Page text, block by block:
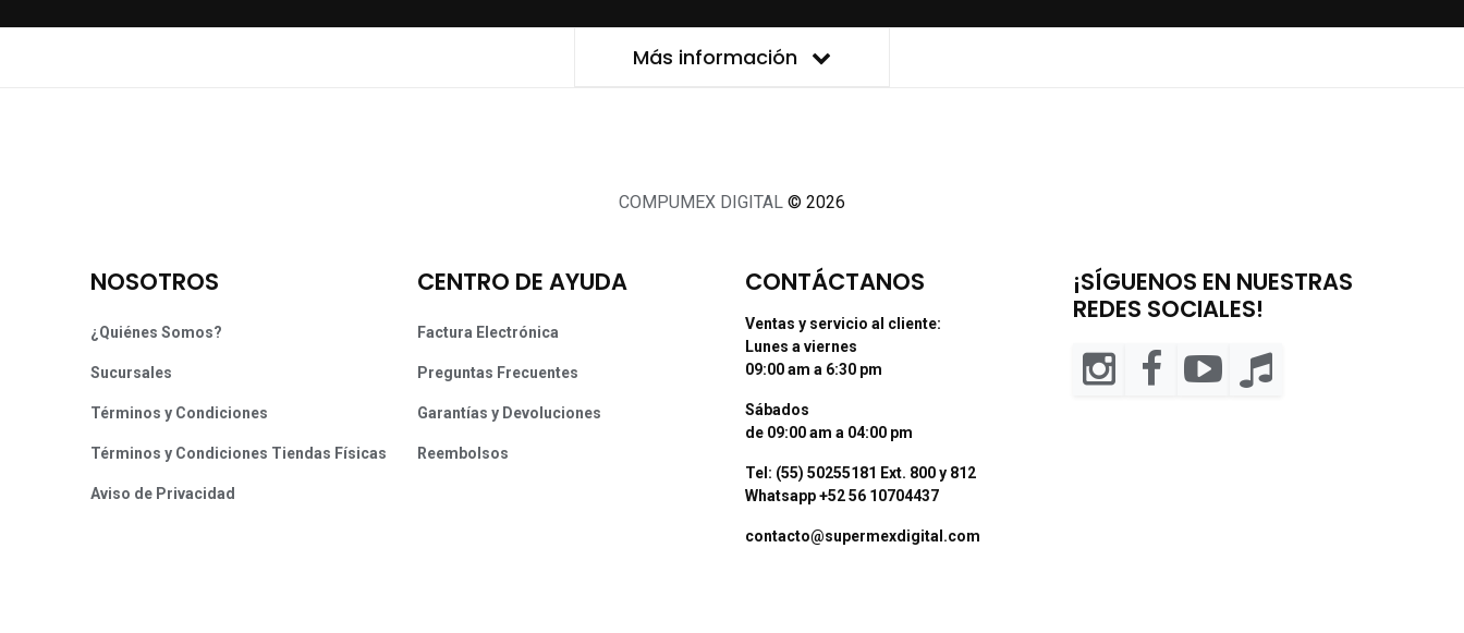
Más información
COMPUMEX DIGITAL © 2026
NOSOTROS
¿Quiénes Somos?
Sucursales
Términos y Condiciones
Términos y Condiciones Tiendas Físicas
Aviso de Privacidad
CENTRO DE AYUDA
Factura Electrónica
Preguntas Frecuentes
Garantías y Devoluciones
Reembolsos
CONTÁCTANOS
Ventas y servicio al cliente:
Lunes a viernes
09:00 am a 6:30 pm
Sábados
de 09:00 am a 04:00 pm
Tel: (55) 50255181 Ext. 800 y 812
Whatsapp +52 56 10704437
contacto@supermexdigital.com
¡SÍGUENOS EN NUESTRAS
REDES SOCIALES!